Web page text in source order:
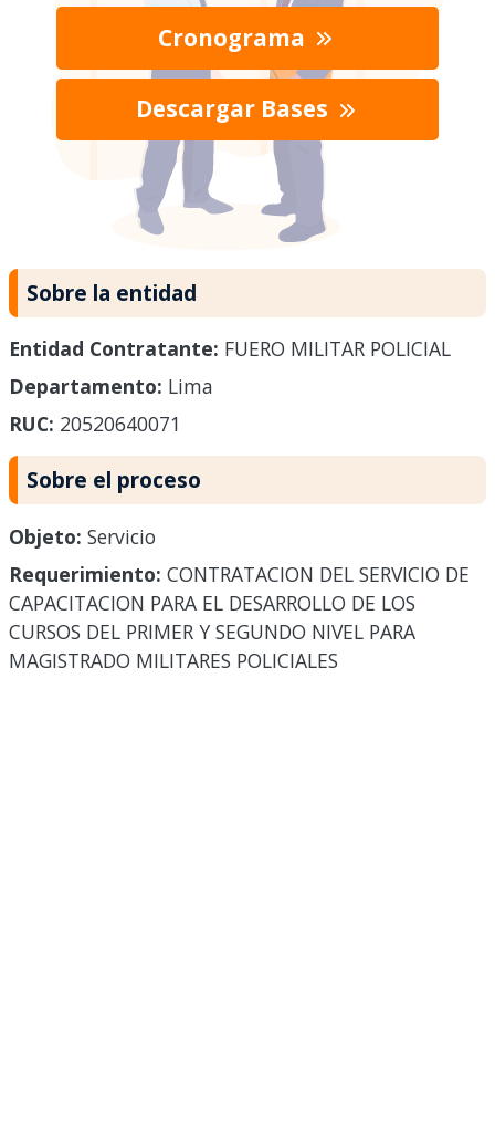
Cronograma
Descargar Bases
Sobre la entidad
Entidad Contratante: FUERO MILITAR POLICIAL
Departamento: Lima
RUC: 20520640071
Sobre el proceso
Objeto: Servicio
Requerimiento: CONTRATACION DEL SERVICIO DE
CAPACITACION PARA EL DESARROLLO DE LOS
CURSOS DEL PRIMER Y SEGUNDO NIVEL PARA
MAGISTRADO MILITARES POLICIALES